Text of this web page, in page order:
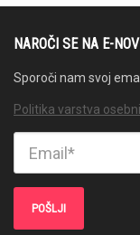
NAROČI SE NA E-
Sporoči nam svoj
Politika varstva